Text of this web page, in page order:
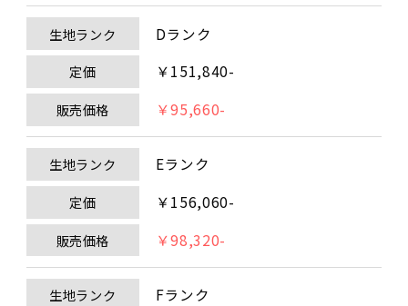
生地ランク Dランク
定価 ￥151,840-
販売価格 ￥95,660-
生地ランク Eランク
定価 ￥156,060-
販売価格 ￥98,320-
生地ランク Fランク